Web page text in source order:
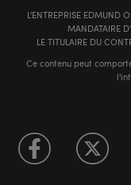
L'ENTREPRISE EDMUND
MANDATAIRE
LE TITULAIRE DU
Ce contenu peut